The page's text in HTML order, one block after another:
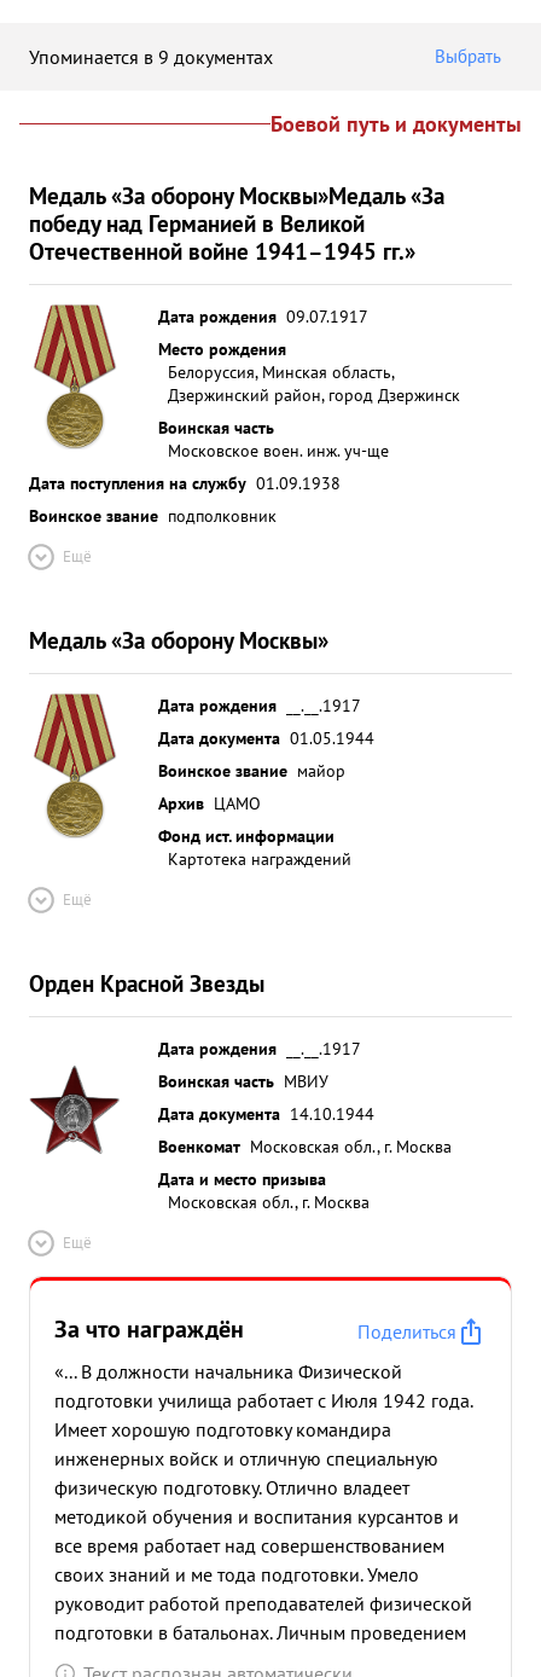
Упоминается в 9 документах Выбрать
Боевой путь и документы
Медаль «За оборону Москвы»Медаль «За
победу над Германией в Великой
Отечественной войне 1941–1945 гг.»
Дата рождения 09.07.1917
Место рождения
Белоруссия, Минская область,
Дзержинский район, город Дзержинск
Воинская часть
Московское воен. инж. уч-ще
Дата поступления на службу 01.09.1938
Воинское звание подполковник
Ещё
Медаль «За оборону Москвы»
Дата рождения
__.__.1917
Дата документа 01.05.1944
Воинское звание майор
Архив ЦАМО
Фонд ист. информации
Картотека награждений
Ещё
Орден Красной Звезды
Дата рождения
__.__.1917
Воинская часть МВИУ
Дата документа 14.10.1944
Военкомат Московская обл., г. Москва
Дата и место призыва
Московская обл., г. Москва
Ещё
За что награждён
Поделиться
«... В должности начальника Физической
подготовки училища работает с Июля 1942 года.
Имеет хорошую подготовку командира
инженерных войск и отличную специальную
физическую подготовку. Отлично владеет
методикой обучения и воспитания курсантов и
все время работает над совершенствованием
своих знаний и ме тода подготовки. Умело
руководит работой преподавателей физической
подготовки в батальонах. Личным проведением
методически показных занятий совершенствует